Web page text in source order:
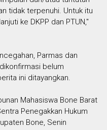
tidak terpenuhi. Untuk itu
ke DKPP dan PTUN,"
Parmas dan
belum
ini ditayangkan.
Mahasiswa Bone Barat
Penegakkan Hukum
Bone, Senin